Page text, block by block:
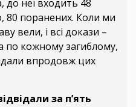
до неї входить 48
80 поранених. Коли ми
вели, і всі докази –
по кожному загиблому,
впродовж цих
за п’ять